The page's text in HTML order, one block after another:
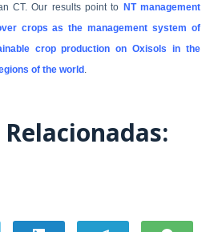
CT. Our results point to NT management
crops as the management system of
crop production on Oxisols in the
of the world.